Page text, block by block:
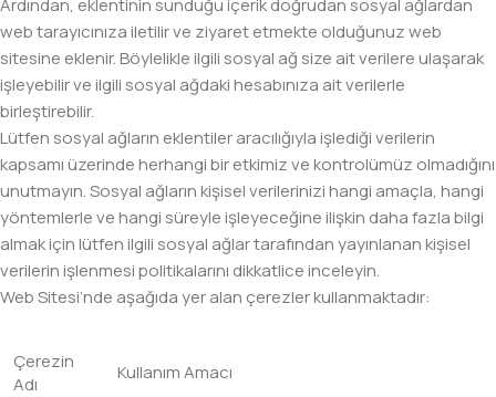
Ardından, eklentinin sunduğu içerik doğrudan sosyal ağlardan
web tarayıcınıza iletilir ve ziyaret etmekte olduğunuz web
sitesine eklenir. Böylelikle ilgili sosyal ağ size ait verilere ulaşarak
işleyebilir ve ilgili sosyal ağdaki hesabınıza ait verilerle
birleştirebilir.
Lütfen sosyal ağların eklentiler aracılığıyla işlediği verilerin
kapsamı üzerinde herhangi bir etkimiz ve kontrolümüz olmadığını
unutmayın. Sosyal ağların kişisel verilerinizi hangi amaçla, hangi
yöntemlerle ve hangi süreyle işleyeceğine ilişkin daha fazla bilgi
almak için lütfen ilgili sosyal ağlar tarafından yayınlanan kişisel
verilerin işlenmesi politikalarını dikkatlice inceleyin.
Web Sitesi’nde aşağıda yer alan çerezler kullanmaktadır:
Çerezin
Adı
Kullanım Amacı